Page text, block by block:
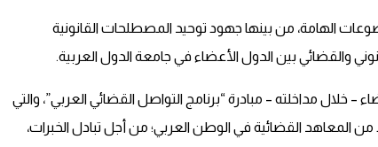
الهامة، من بينها جهود توحيد المصطلحات القانونية
والقضائي بين الدول الأعضاء في جامعة الدول العربية.
خلال مداخلته – مبادرة “برنامج التواصل القضائي العربي”، والتي
المعاهد القضائية في الوطن العربي؛ من أجل تبادل الخبرات،